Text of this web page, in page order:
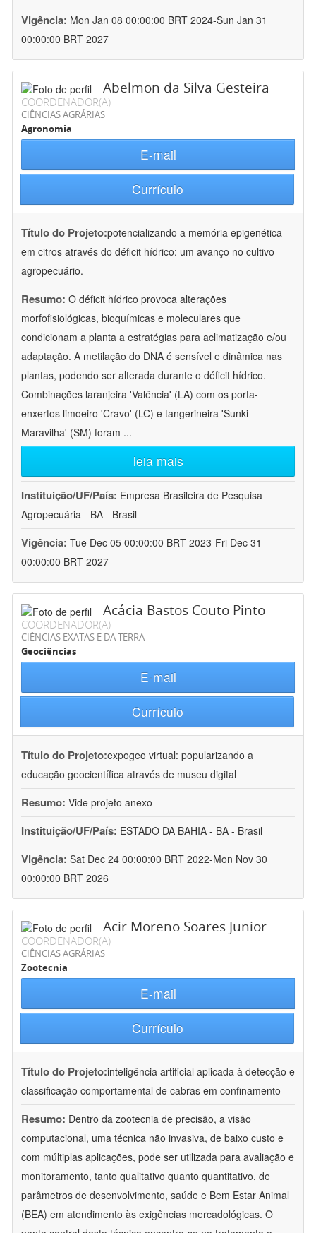
Vigência: Mon Jan 08 00:00:00 BRT 2024-Sun Jan 31
00:00:00 BRT 2027
Abelmon da Silva Gesteira
COORDENADOR(A)
CIÊNCIAS AGRÁRIAS
Agronomia
E-mail
Currículo
Título do Projeto:potencializando a memória epigenética
em citros através do déficit hídrico: um avanço no cultivo
agropecuário.
Resumo: O déficit hídrico provoca alterações
morfofisiológicas, bioquímicas e moleculares que
condicionam a planta a estratégias para aclimatização e/ou
adaptação. A metilação do DNA é sensível e dinâmica nas
plantas, podendo ser alterada durante o déficit hídrico.
Combinações laranjeira 'Valência' (LA) com os porta-
enxertos limoeiro 'Cravo' (LC) e tangerineira 'Sunki
Maravilha' (SM) foram ...
leia mais
Instituição/UF/País: Empresa Brasileira de Pesquisa
Agropecuária - BA - Brasil
Vigência: Tue Dec 05 00:00:00 BRT 2023-Fri Dec 31
00:00:00 BRT 2027
Acácia Bastos Couto Pinto
COORDENADOR(A)
CIÊNCIAS EXATAS E DA TERRA
Geociências
E-mail
Currículo
Título do Projeto:expogeo virtual: popularizando a
educação geocientífica através de museu digital
Resumo: Vide projeto anexo
Instituição/UF/País: ESTADO DA BAHIA - BA - Brasil
Vigência: Sat Dec 24 00:00:00 BRT 2022-Mon Nov 30
00:00:00 BRT 2026
Acir Moreno Soares Junior
COORDENADOR(A)
CIÊNCIAS AGRÁRIAS
Zootecnia
E-mail
Currículo
Título do Projeto:inteligência artificial aplicada à detecção e
classificação comportamental de cabras em confinamento
Resumo: Dentro da zootecnia de precisão, a visão
computacional, uma técnica não invasiva, de baixo custo e
com múltiplas aplicações, pode ser utilizada para avaliação e
monitoramento, tanto qualitativo quanto quantitativo, de
parâmetros de desenvolvimento, saúde e Bem Estar Animal
(BEA) em atendimento às exigências mercadológicas. O